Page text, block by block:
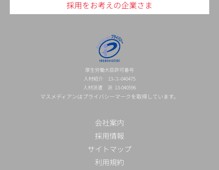
採用をお考えの企業さま
厚生労働大臣許可番号
人材紹介 13-ユ-040475
人材派遣 派 13-040596
マスメディアンはプライバシーマークを取得しています。
会社案内
採用情報
サイトマップ
利用規約